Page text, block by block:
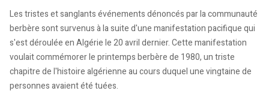
Les tristes et sanglants événements dénoncés par la communauté
berbère sont survenus à la suite d'une manifestation pacifique qui
s'est déroulée en Algérie le 20 avril dernier. Cette manifestation
voulait commémorer le printemps berbère de 1980, un triste
chapitre de l'histoire algérienne au cours duquel une vingtaine de
personnes avaient été tuées.